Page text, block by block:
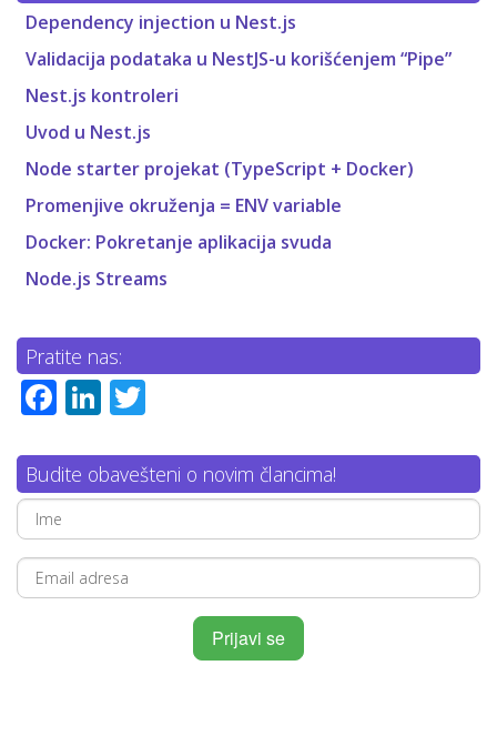
Dependency injection u Nest.js
Validacija podataka u NestJS-u korišćenjem “Pipe”
Nest.js kontroleri
Uvod u Nest.js
Node starter projekat (TypeScript + Docker)
Promenjive okruženja = ENV variable
Docker: Pokretanje aplikacija svuda
Node.js Streams
Pratite nas:
Facebook
LinkedIn
Budite obavešteni o novim člancima!